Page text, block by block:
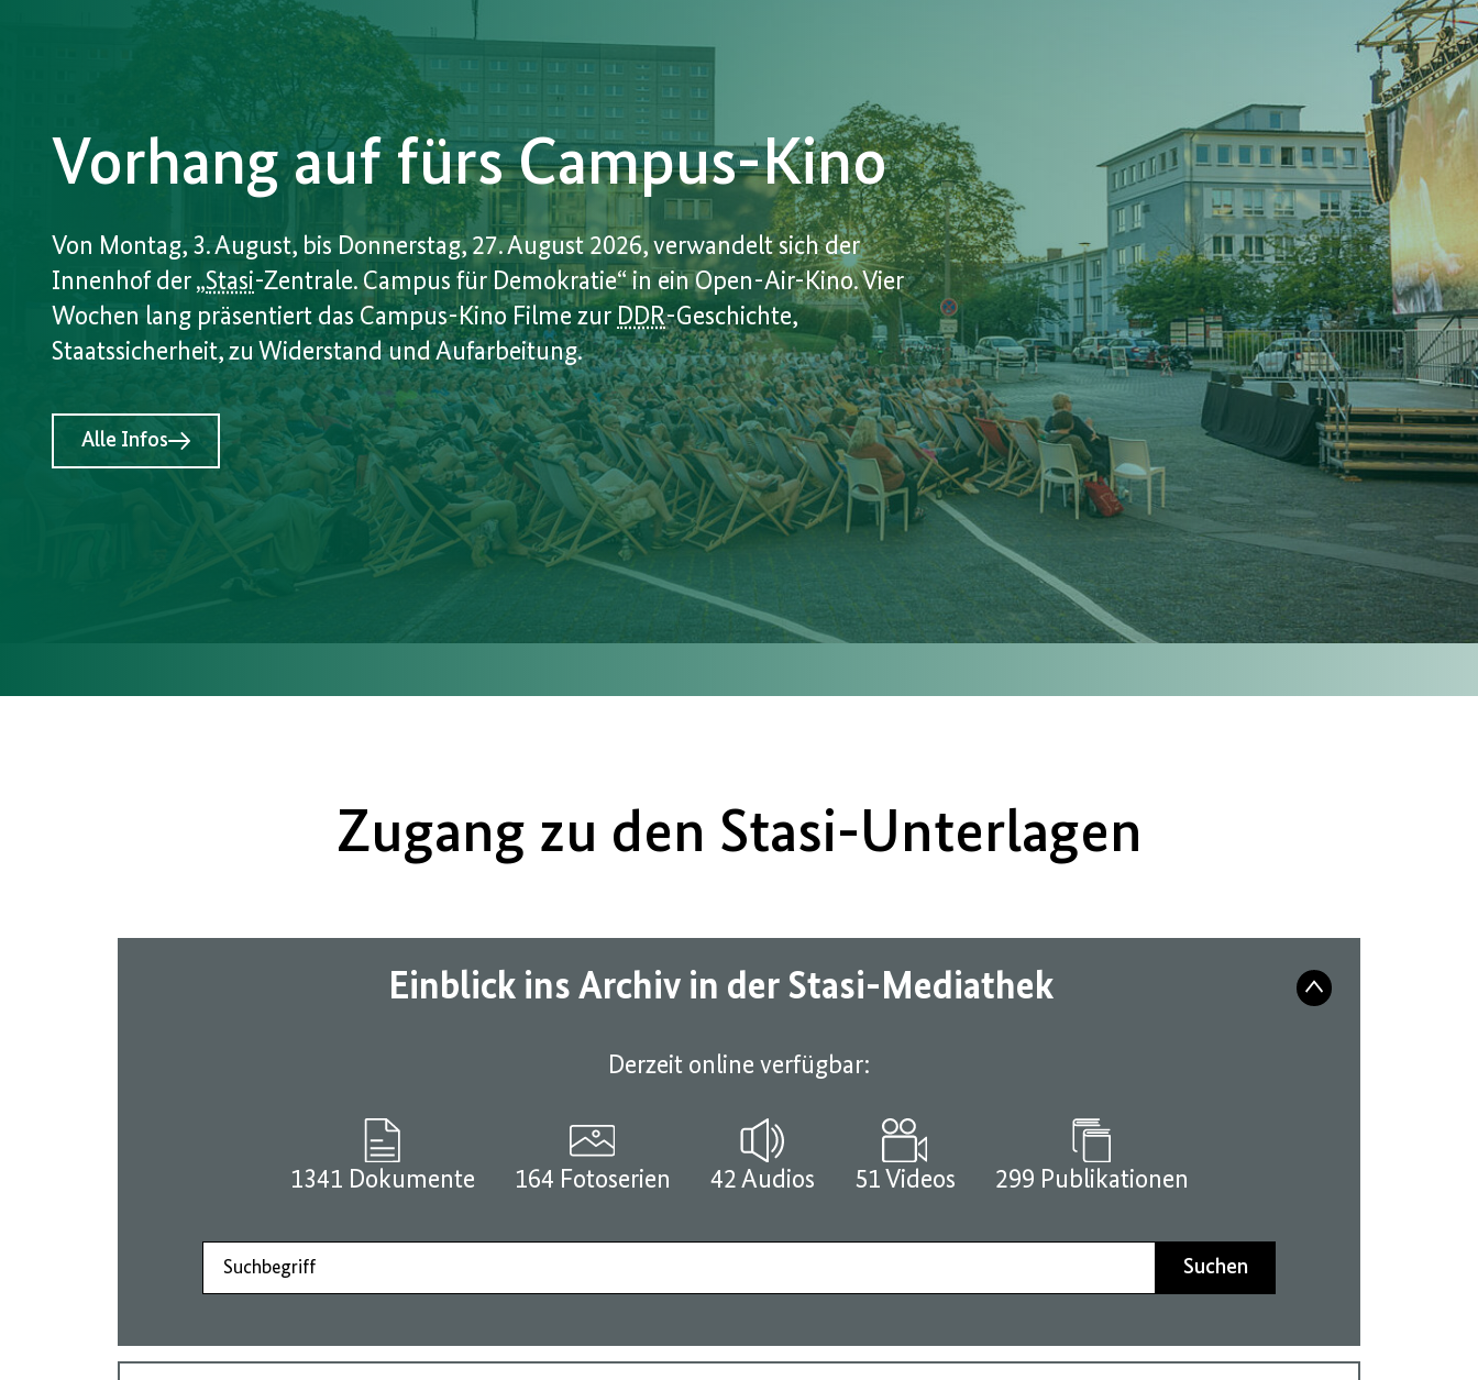
Vorhang auf fürs Campus-Kino
Von Montag, 3. August, bis Donnerstag, 27. August 2026, verwandelt sich der
Innenhof der „Stasi-Zentrale. Campus für Demokratie“ in ein Open-Air-Kino. Vier
Wochen lang präsentiert das Campus-Kino Filme zur DDR-Geschichte,
Staatssicherheit, zu Widerstand und Aufarbeitung.
Alle Infos
Zugang zu den Stasi-Unterlagen
Einblick ins Archiv in der Stasi-Mediathek
Derzeit online verfügbar:
1341 Dokumente 164 Fotoserien 42 Audios 51 Videos 299 Publikationen
Suchbegriff
Suchen